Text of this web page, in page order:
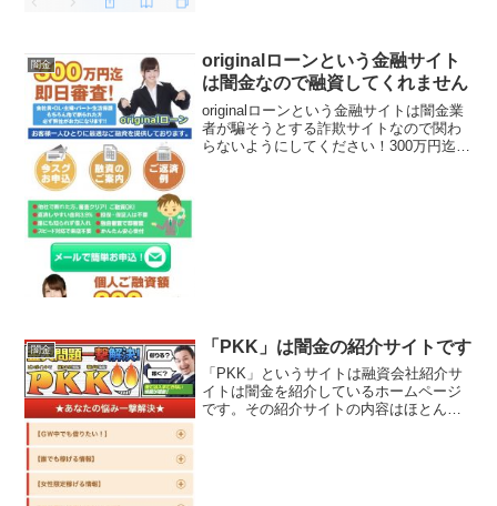
闇金
originalローンという金融サイト
は闇金なので融資してくれません
originalローンという金融サイトは闇金業
者が騙そうとする詐欺サイトなので関わ
らないようにしてください！300万円迄即
闇金 「PKK」は闇金の紹介サイトです
「PKK」というサイトは融資会社紹介サ
イトは闇金を紹介しているホームページ
です。その紹介サイトの内容はほとんど